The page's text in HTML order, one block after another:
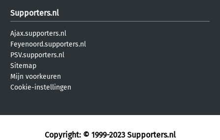
Supporters.nl
Ajax.supporters.nl
Feyenoord.supporters.nl
PSV.supporters.nl
Sitemap
Mijn voorkeuren
Cookie-instellingen
Copyright: © 1999-2023 Supporters.nl